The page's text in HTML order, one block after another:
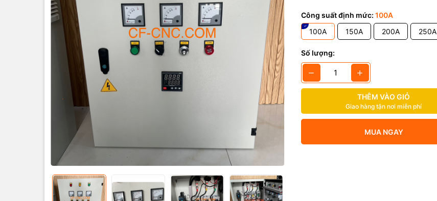
Công suất định mức: 100A
100A
150A 200A 250A
Số lượng:
THÊM VÀO GIỎ
Giao hàng tận nơi miễn phí
MUA NGAY
Tên sản phẩm: Tủ điều khiển nhiệt độ tuyến tính SCR
Sản xuất: CF-CNC
Bảo hành: 12 tháng (Trừ các thiết bị công suất và cầu chì bảo vệ)
Chế độ điều khiển: Tuyến tính, tự động điều chỉnh công suất đầu ra
Tải: Thuần trở đấu sao hoặc Tam giác